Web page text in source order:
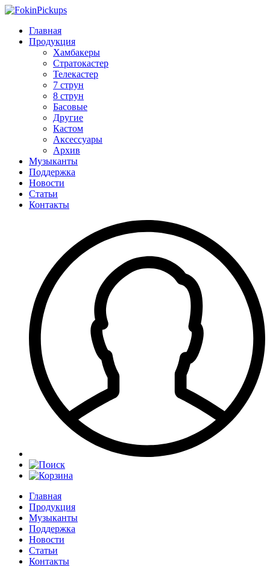
Главная
Продукция
Хамбакеры
Стратокастер
Телекастер
7 струн
8 струн
Басовые
Другие
Кастом
Аксессуары
Архив
Музыканты
Поддержка
Новости
Статьи
Контакты
Главная
Продукция
Музыканты
Поддержка
Новости
Статьи
Контакты